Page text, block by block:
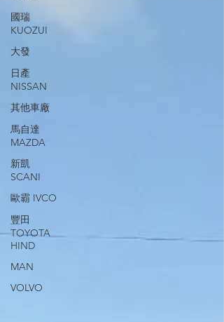
國瑞
KUOZUI
大發
日產
NISSAN
其他車廠
馬自達
MAZDA
新凱
SCANI
歐霸 IVCO
豐田
TOYOTA
HIND
MAN
VOLVO